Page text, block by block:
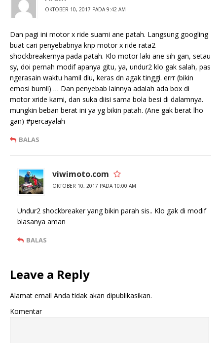
OKTOBER 10, 2017 PADA 9:42 AM
Dan pagi ini motor x ride suami ane patah. Langsung googling
buat cari penyebabnya knp motor x ride rata2
shockbreakernya pada patah. Klo motor laki ane sih gan, setau
sy, doi pernah modif apanya gitu, ya, undur2 klo gak salah, pas
ngerasain waktu hamil dlu, keras dn agak tinggi. errr (bikin
emosi bumil) … Dan penyebab lainnya adalah ada box di
motor xride kami, dan suka diisi sama bola besi di dalamnya.
mungkin beban berat ini ya yg bikin patah. (Ane gak berat lho
gan) #percayalah
BALAS
viwimoto.com
OKTOBER 10, 2017 PADA 10:00 AM
Undur2 shockbreaker yang bikin parah sis.. Klo gak di modif
biasanya aman
BALAS
Leave a Reply
Alamat email Anda tidak akan dipublikasikan.
Komentar